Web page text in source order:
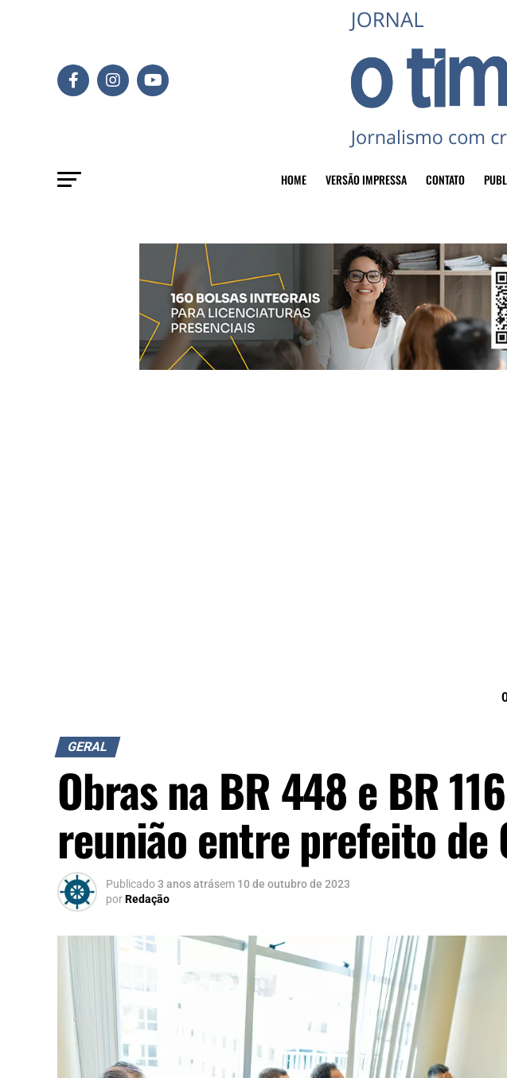
HOME VERSÃO IMPRESSA CONTATO
GERAL
Obras na BR 448 e BR
reunião entre prefeito de
Publicado3 anos atrásem 10 de outubro de 2023
porRedação